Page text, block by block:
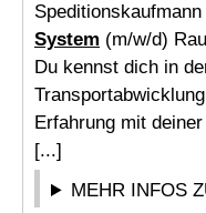
System (m/w/d)
Du kennst dich in
Erfahrung mit
[...]
MEHR INFOS